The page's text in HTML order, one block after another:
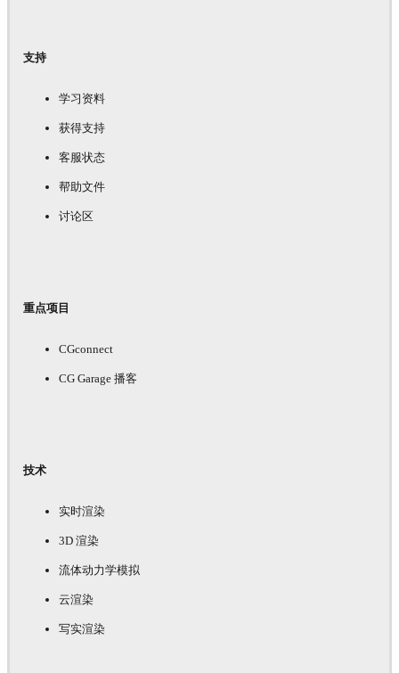
支持
学习资料
获得支持
客服状态
帮助文件
讨论区
重点项目
CGconnect
CG Garage 播客
技术
实时渲染
3D 渲染
流体动力学模拟
云渲染
写实渲染